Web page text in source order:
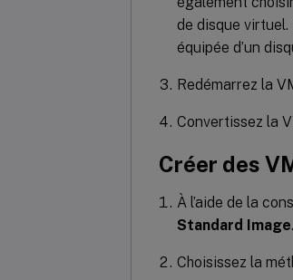
de disque
équipée d’un
Redémarrez la
Convertissez la
Créer des
À l’aide de la
Standard Image.
Choisissez la